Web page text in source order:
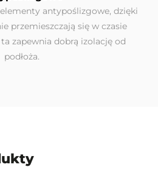
antypoślizgowe, dzięki
przemieszczają się w czasie
zapewnia dobrą izolację od
podłoża.